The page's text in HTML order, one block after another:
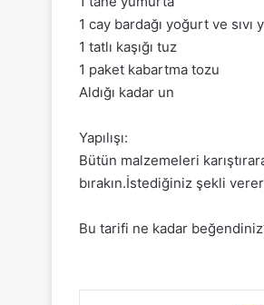
1 cay bardağı yoğurt ve sıvı
1 tatlı kaşığı tuz
1 paket kabartma tozu
Aldığı kadar un
Yapılışı:
Bütün malzemeleri
bırakın.İstediğiniz şekli
Bu tarifi ne kadar